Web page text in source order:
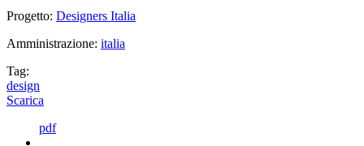
Progetto: Designers Italia
Amministrazione: italia
Tag:
design
Scarica
pdf